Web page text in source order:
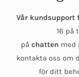
Vår
16 på
på chattenmed
kontakta oss om
för ditt